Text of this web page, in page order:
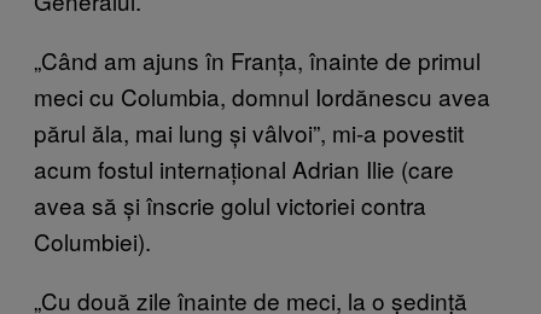
„Când am ajuns în Franța, înainte de primul
meci cu Columbia, domnul Iordănescu avea
părul ăla, mai lung și vâlvoi”, mi-a povestit
acum fostul internațional Adrian Ilie (care
avea să și înscrie golul victoriei contra
Columbiei).
„Cu două zile înainte de meci, la o ședință